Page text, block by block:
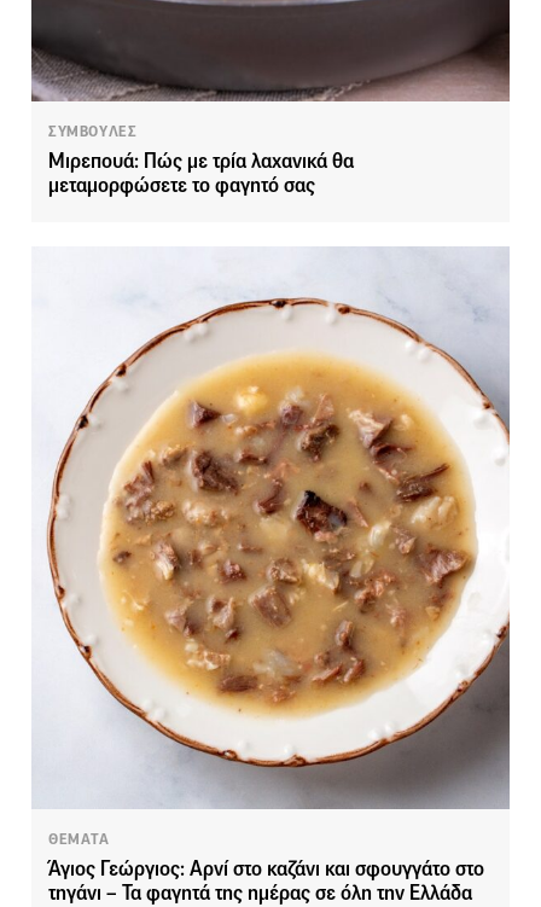
ΣΥΜΒΟΥΛΕΣ
Μιρεπουά: Πώς με τρία λαχανικά θα
μεταμορφώσετε το φαγητό σας
ΘΕΜΑΤΑ
Άγιος Γεώργιος: Αρνί στο καζάνι και σφουγγάτο στο
τηγάνι – Τα φαγητά της ημέρας σε όλη την Ελλάδα